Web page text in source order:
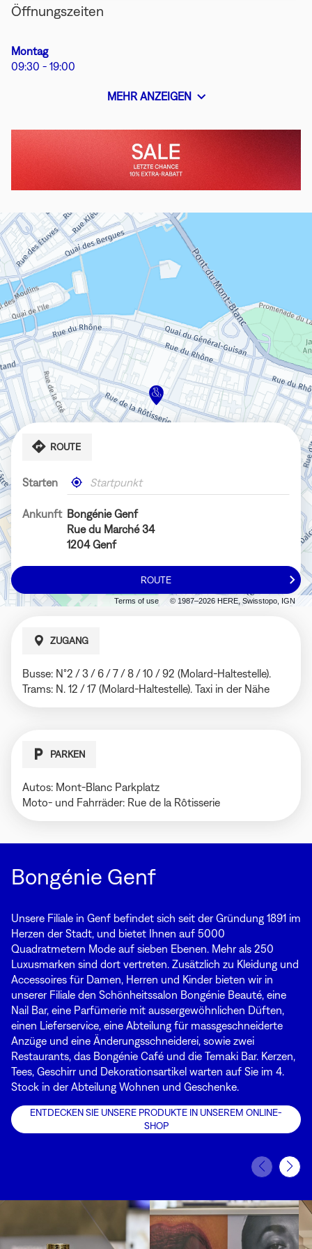
Öffnungszeiten
Heutige
Öffnungszeiten
Montag
09:30 - 19:00
MEHR ANZEIGEN
UND
VON
BONGÉNIE
GENF
nutzen
Terms of use © 1987–2026 HERE, Swisstopo, IGN
ROUTE
Starten
,
Bongénie-
Store
finden
In
Nähe
Ankunft Bongénie Genf
Rue du Marché 34
1204 Genf
ROUTE
ZUM
BONGÉNIE
GENF-
ZUGANG
Busse: N°2 / 3 / 6 / 7 / 8 / 10 / 92 (Molard-Haltestelle).
Trams: N. 12 / 17 (Molard-Haltestelle). Taxi in der Nähe
PARKEN
Autos: Mont-Blanc Parkplatz
Moto- und Fahrräder: Rue de la Rôtisserie
Bongénie Genf
Unsere Filiale in Genf befindet sich seit der Gründung 1891 im
Herzen der Stadt, und bietet Ihnen auf 5000
Quadratmetern Mode auf sieben Ebenen. Mehr als 250
Luxusmarken sind dort vertreten. Zusätzlich zu Kleidung und
Accessoires für Damen, Herren und Kinder bieten wir in
unserer Filiale den Schönheitssalon Bongénie Beauté, eine
Nail Bar, eine Parfümerie mit aussergewöhnlichen Düften,
einen Lieferservice, eine Abteilung für massgeschneiderte
Anzüge und eine Änderungsschneiderei, sowie zwei
Restaurants, das Bongénie Café und die Temaki Bar. Kerzen,
Tees, Geschirr und Dekorationsartikel warten auf Sie im 4.
Stock in der Abteilung Wohnen und Geschenke.
ENTDECKEN SIE UNSERE PRODUKTE IN UNSEREM ONLINE-
SHOP